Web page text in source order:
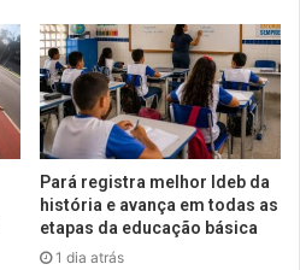
Pará registra melhor Ideb da
história e avança em todas as
etapas da educação básica
1 dia atrás